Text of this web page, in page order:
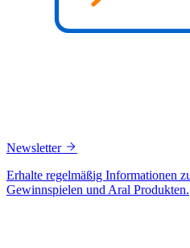
Newsletter
Erhalte regelmäßig Informationen
Gewinnspielen und Aral Produkten.